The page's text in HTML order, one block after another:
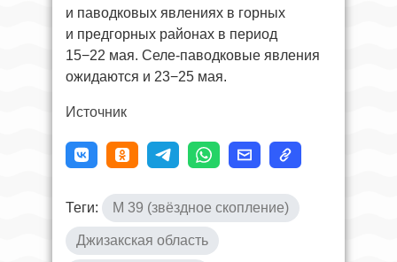
и паводковых явлениях в горных
и предгорных районах в период
15−22 мая. Селе-паводковые явления
ожидаются и 23−25 мая.
Источник
Теги: M 39 (звёздное скопление)
Джизакская область